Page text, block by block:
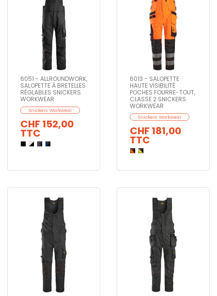
6051 - ALLROUNDWORK,
SALOPETTE À BRETELLES
RÉGLABLES SNICKERS
WORKWEAR
Snickers Workwear
CHF 152,00
TTC
6013 - SALOPETTE
HAUTE VISIBILITÉ
POCHES FOURRE-TOUT,
CLASSE 2 SNICKERS
WORKWEAR
Snickers Workwear
CHF 181,00
TTC